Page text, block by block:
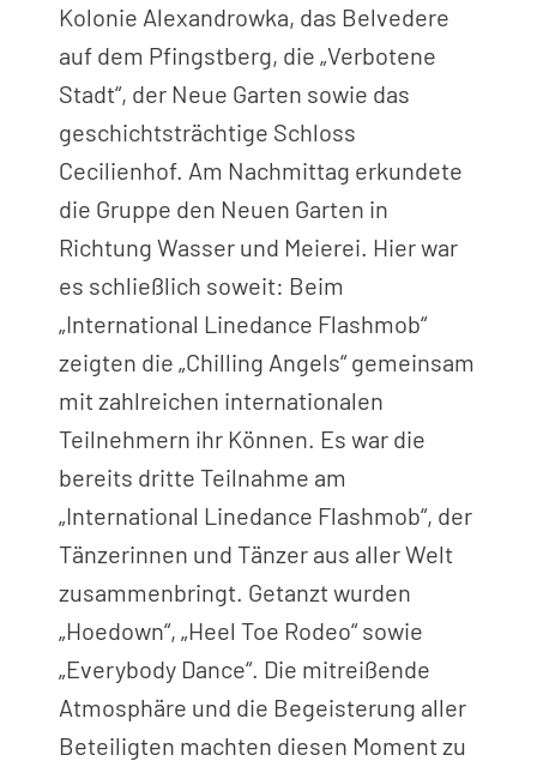
Kolonie Alexandrowka, das Belvedere
auf dem Pfingstberg, die „Verbotene
Stadt“, der Neue Garten sowie das
geschichtsträchtige Schloss
Cecilienhof. Am Nachmittag erkundete
die Gruppe den Neuen Garten in
Richtung Wasser und Meierei. Hier war
es schließlich soweit: Beim
„International Linedance Flashmob“
zeigten die „Chilling Angels“ gemeinsam
mit zahlreichen internationalen
Teilnehmern ihr Können. Es war die
bereits dritte Teilnahme am
„International Linedance Flashmob“, der
Tänzerinnen und Tänzer aus aller Welt
zusammenbringt. Getanzt wurden
„Hoedown“, „Heel Toe Rodeo“ sowie
„Everybody Dance“. Die mitreißende
Atmosphäre und die Begeisterung aller
Beteiligten machten diesen Moment zu